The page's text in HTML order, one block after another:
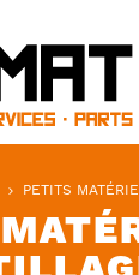
PETITS